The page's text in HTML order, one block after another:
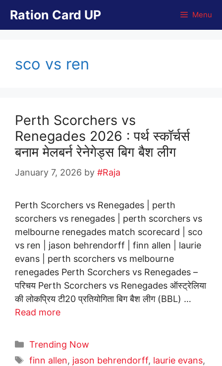
content
Ration Card UP Menu
sco vs ren
Perth Scorchers vs
Renegades 2026 : पर्थ स्कॉर्चर्स
बनाम मेलबर्न रेनेगेड्स बिग बैश लीग
January 7, 2026 by #Raja
Perth Scorchers vs Renegades | perth
scorchers vs renegades | perth scorchers vs
melbourne renegades match scorecard | sco
vs ren | jason behrendorff | finn allen | laurie
evans | perth scorchers vs melbourne
renegades Perth Scorchers vs Renegades –
परिचय Perth Scorchers vs Renegades ऑस्ट्रेलिया
की लोकप्रिय टी20 प्रतियोगिता बिग बैश लीग (BBL) …
Read more
Categories
Trending Now
Tags
finn allen, jason behrendorff, laurie evans,